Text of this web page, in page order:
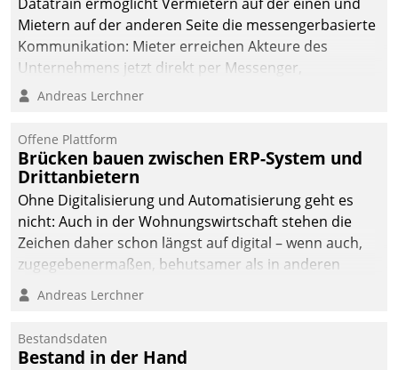
Mietern auf der anderen Seite die messengerbasierte
Kommunikation: Mieter erreichen Akteure des
Unternehmens jetzt direkt per Messenger,
Mitarbeiter oder Dienstleister empfangen oder
Andreas Lerchner
Offene Plattform
Brücken bauen zwischen ERP-System und
Drittanbietern
Ohne Digitalisierung und Automatisierung geht es
nicht: Auch in der Wohnungswirtschaft stehen die
Zeichen daher schon längst auf digital – wenn auch,
zugegebenermaßen, behutsamer als in anderen
Branchen.
Andreas Lerchner
Bestandsdaten
Bestand in der Hand